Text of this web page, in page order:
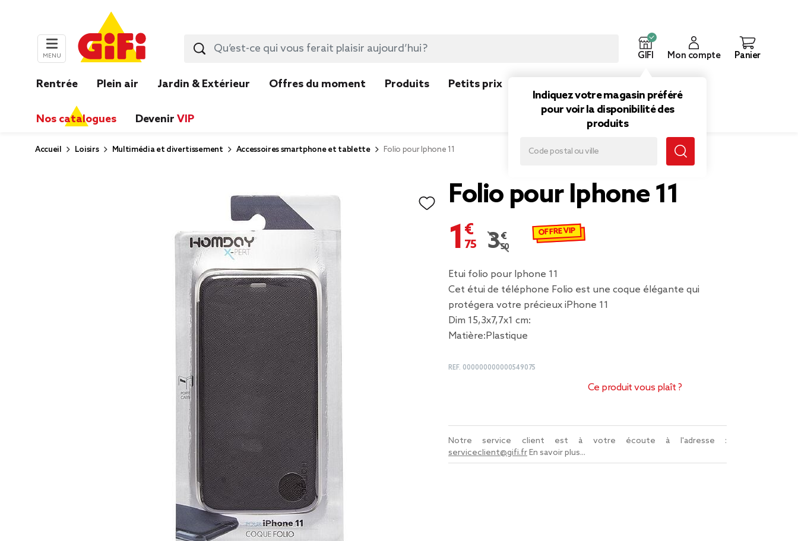
MENU GIFI
Indiquez votre magasin préféré
pour voir la disponibilité des
produits
Mon compte Panier
Rentrée Plein air Jardin & Extérieur Offres du moment Produits Petits prix
Nos catalogues Devenir VIP
Accueil Loisirs Multimédia et divertissement Accessoires smartphone et tablette Folio pour Iphone 11
Folio pour Iphone 11
1,75 €
Prix remisé de 3,50 € à 1,75 €
3,50 €
OFFRE VIP
Etui folio pour Iphone 11
Cet étui de téléphone Folio est une coque élégante qui
protégera votre précieux iPhone 11
Dim 15,3x7,7x1 cm:
Matière:Plastique
REF. 000000000000549075
Ce produit vous plaît ?
Notre service client est à votre écoute à l'adresse :
serviceclient@gifi.frEn savoir plus...